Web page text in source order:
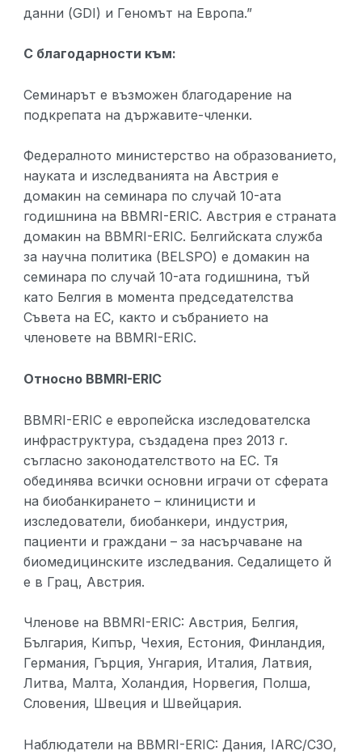
данни (GDI) и Геномът на Европа.”
С благодарности към:
Семинарът е възможен благодарение на
подкрепата на държавите-членки.
Федералното министерство на образованието,
науката и изследванията на Австрия е
домакин на семинара по случай 10-ата
годишнина на BBMRI-ERIC. Австрия е страната
домакин на BBMRI-ERIC. Белгийската служба
за научна политика (BELSPO) е домакин на
семинара по случай 10-ата годишнина, тъй
като Белгия в момента председателства
Съвета на ЕС, както и събранието на
членовете на BBMRI-ERIC.
Относно BBMRI-ERIC
BBMRI-ERIC е европейска изследователска
инфраструктура, създадена през 2013 г.
съгласно законодателството на ЕС. Тя
обединява всички основни играчи от сферата
на биобанкирането – клиницисти и
изследователи, биобанкери, индустрия,
пациенти и граждани – за насърчаване на
биомедицинските изследвания. Седалището й
е в Грац, Австрия.
Членове на BBMRI-ERIC: Австрия, Белгия,
България, Кипър, Чехия, Естония, Финландия,
Германия, Гърция, Унгария, Италия, Латвия,
Литва, Малта, Холандия, Норвегия, Полша,
Словения, Швеция и Швейцария.
Наблюдатели на BBMRI-ERIC: Дания, IARC/СЗО,